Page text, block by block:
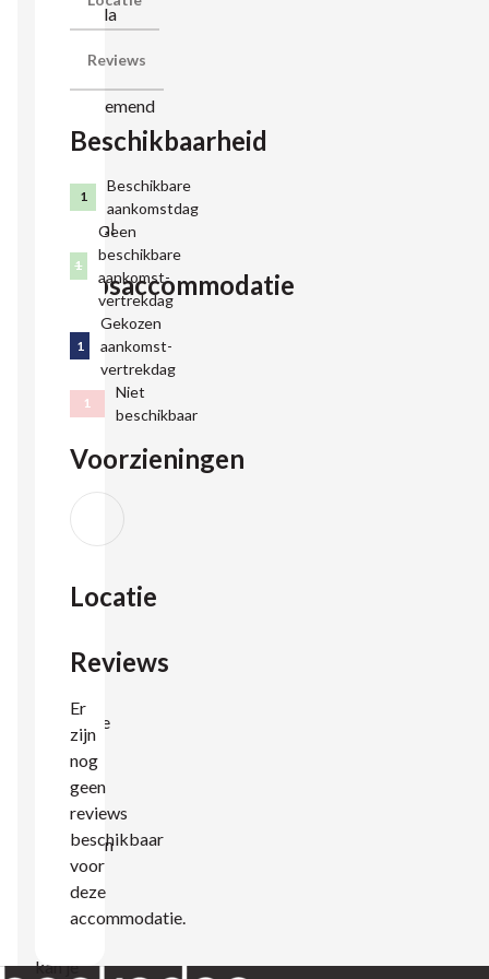
familievilla
adembenemend
uitzicht
Texels
landschap!
Groepsaccommodatie
Texel
sauna
villa is
voorzien
ruime
met een
ingerichte
welke
van alle
gemakken
voorzien.
kan je
Reviews
Beschikbaarheid
1
Beschikbare
aankomstdag
1
Geen
beschikbare
aankomst-
vertrekdag
1
Gekozen
aankomst-
vertrekdag
1
Niet
beschikbaar
Voorzieningen
Locatie
Reviews
Er
zijn
nog
geen
reviews
beschikbaar
voor
deze
accommodatie.